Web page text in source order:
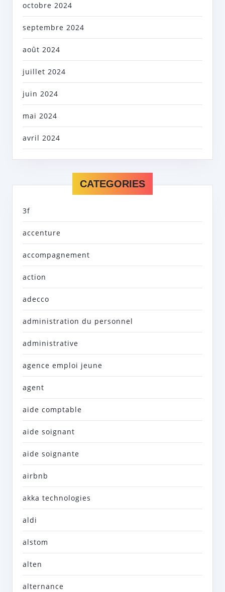
octobre 2024
septembre 2024
août 2024
juillet 2024
juin 2024
mai 2024
avril 2024
CATEGORIES
3f
accenture
accompagnement
action
adecco
administration du personnel
administrative
agence emploi jeune
agent
aide comptable
aide soignant
aide soignante
airbnb
akka technologies
aldi
alstom
alten
alternance